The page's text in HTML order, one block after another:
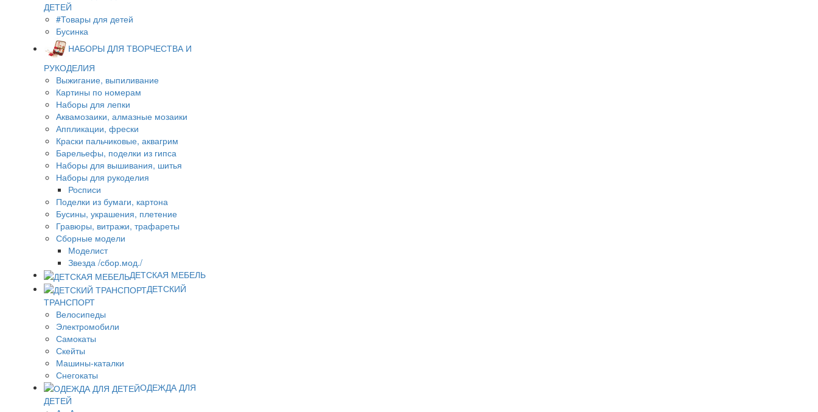
ДЕТЕЙ
#Товары для детей
Бусинка
НАБОРЫ ДЛЯ ТВОРЧЕСТВА И
РУКОДЕЛИЯ
Выжигание, выпиливание
Картины по номерам
Наборы для лепки
Аквамозаики, алмазные мозаики
Аппликации, фрески
Краски пальчиковые, аквагрим
Барельефы, поделки из гипса
Наборы для вышивания, шитья
Наборы для рукоделия
Росписи
Поделки из бумаги, картона
Бусины, украшения, плетение
Гравюры, витражи, трафареты
Сборные модели
Моделист
Звезда /сбор.мод./
ДЕТСКАЯ МЕБЕЛЬ
ДЕТСКИЙ
ТРАНСПОРТ
Велосипеды
Электромобили
Самокаты
Скейты
Машины-каталки
Снегокаты
ОДЕЖДА ДЛЯ
ДЕТЕЙ